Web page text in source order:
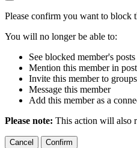
Please confirm you want to block
You will no longer be able to:
See blocked member's posts
Mention this member in
Invite this member to groups
Message this member
Add this member as a
Please note: This action will also
Confirm